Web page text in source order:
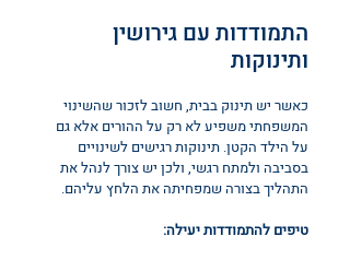
התמודדות עם גירושין
ותינוקות
כאשר יש תינוק בבית, חשוב לזכור שהשינוי
המשפחתי משפיע לא רק על ההורים אלא גם
על הילד הקטן. תינוקות רגישים לשינויים
בסביבה ולמתח רגשי, ולכן יש צורך לנהל את
התהליך בצורה שמפחיתה את הלחץ עליהם.
טיפים להתמודדות יעילה: